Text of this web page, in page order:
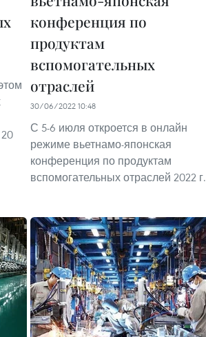
конференция по
продуктам
вспомогательных
отраслей
30/06/2022 10:48
С 5-6 июля откроется в онлайн
режиме вьетнамо-японская
конференция по продуктам
вспомогательных отраслей 2022 г.